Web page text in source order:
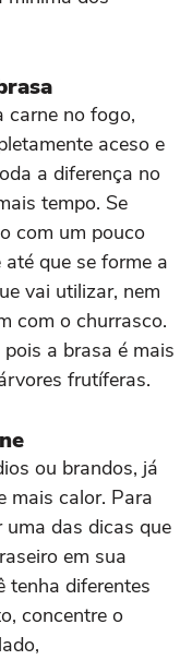
carne no fogo,
aceso e
a diferença no
tempo. Se
com um pouco
que se forme a
vai utilizar, nem
com o churrasco.
a brasa é mais
frutíferas.
ou brandos, já
mais calor. Para
uma das dicas que
em sua
tenha diferentes
concentre o